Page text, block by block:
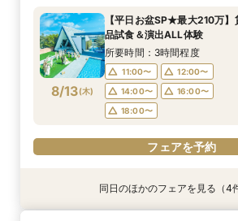
8/11(火)
9:00〜
14:30〜
18:00〜
フェアを予約
8/11(火)
9:00〜
14:30〜
18:00〜
フェアを予約
8/11(火)
10:00〜
15:00〜
18:30〜
フェアを予約
8/11(火)
9:00〜
14:30〜
18:00〜
フェアを予約
8/11(火)
10:00〜 15:00〜
フェアを予約
8/13(木)
【平日お盆SP★最大210万
品試食＆演出ALL体験
所要時間：3時間程度
11:00〜
12:00〜
14:00〜
16:00〜
18:00〜
フェアを予約
特典あり
特典あり同日のほかのフェアを見る（4